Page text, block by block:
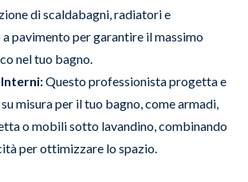
di scaldabagni, radiatori e
pavimento per garantire il massimo
nel tuo bagno.
Questo professionista progetta e
misura per il tuo bagno, come armadi,
o mobili sotto lavandino, combinando
per ottimizzare lo spazio.